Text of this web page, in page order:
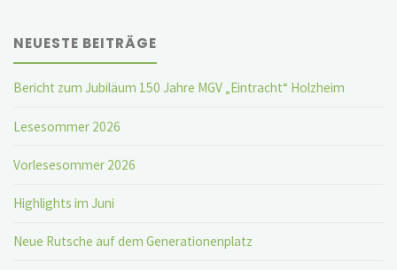
NEUESTE BEITRÄGE
Bericht zum Jubiläum 150 Jahre MGV „Eintracht“ Holzheim
Lesesommer 2026
Vorlesesommer 2026
Highlights im Juni
Neue Rutsche auf dem Generationenplatz